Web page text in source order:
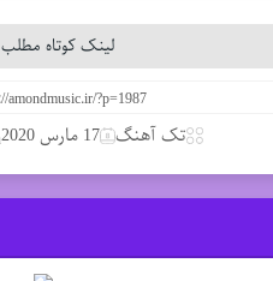
لینک کوتاه مطلب
تک آهنگ 17 مارس 2020